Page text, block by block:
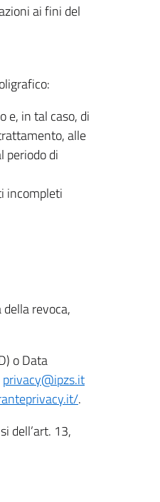
ai fini del
e, in tal caso, di
alle
periodo di
incompleti
revoca,
o Data
privacy@ipzs.it
.
dell’art. 13,